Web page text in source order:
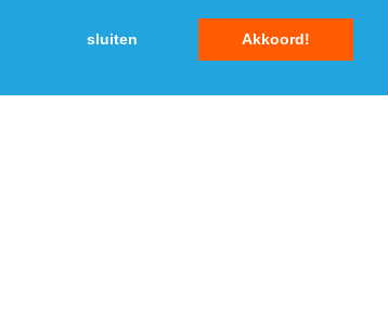
sluiten Akkoord!